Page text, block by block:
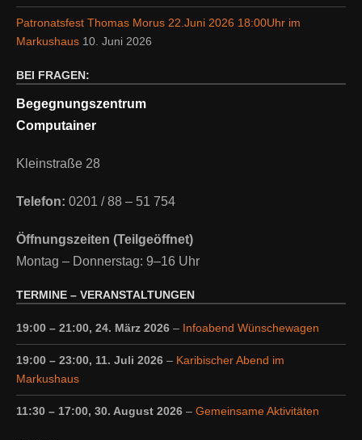
Patronatsfest Thomas Morus 22.Juni 2026 18:00Uhr im
Markushaus 10. Juni 2026
BEI FRAGEN:
Begegnungszentrum
Computainer
Kleinstraße 28
Telefon: 0201 / 88 – 51 754
Öffnungszeiten (Teilgeöffnet)
Montag – Donnerstag: 9–16 Uhr
TERMINE – VERANSTALTUNGEN
19:00 – 21:00, 24. März 2026 – Infoabend Wünschewagen
19:00 – 23:00, 11. Juli 2026 – Karibischer Abend im
Markushaus
11:30 – 17:00, 30. August 2026 – Gemeinsame Aktivitäten